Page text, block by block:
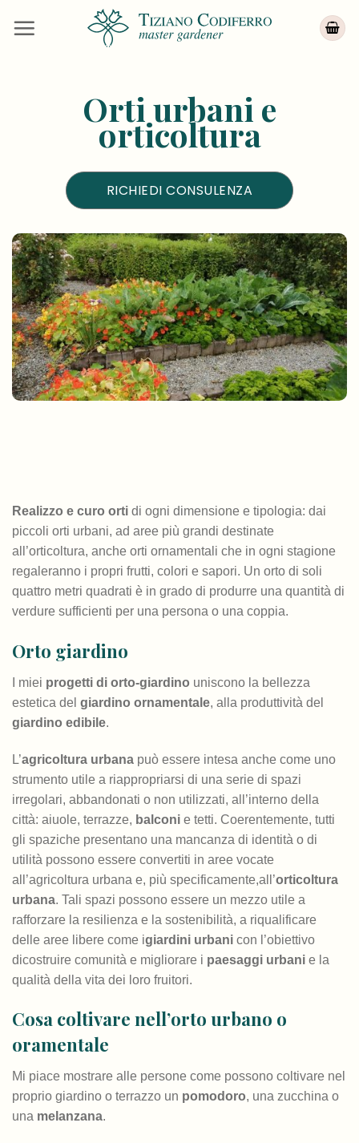
Orti urbani e
orticoltura
RICHIEDI CONSULENZA
Realizzo e curo orti di ogni dimensione e tipologia: dai
piccoli orti urbani, ad aree più grandi destinate
all’orticoltura, anche orti ornamentali che in ogni stagione
regaleranno i propri frutti, colori e sapori. Un orto di soli
quattro metri quadrati è in grado di produrre una quantità di
verdure sufficienti per una persona o una coppia.
Orto giardino
I miei progetti di orto-giardino uniscono la bellezza
estetica del giardino ornamentale, alla produttività del
giardino edibile.
L’agricoltura urbana può essere intesa anche come uno
strumento utile a riappropriarsi di una serie di spazi
irregolari, abbandonati o non utilizzati, all’interno della
città: aiuole, terrazze, balconi e tetti. Coerentemente, tutti
gli spaziche presentano una mancanza di identità o di
utilità possono essere convertiti in aree vocate
all’agricoltura urbana e, più specificamente,all’orticoltura
urbana. Tali spazi possono essere un mezzo utile a
rafforzare la resilienza e la sostenibilità, a riqualificare
delle aree libere come igiardini urbani con l’obiettivo
dicostruire comunità e migliorare i paesaggi urbani e la
qualità della vita dei loro fruitori.
Cosa coltivare nell’orto urbano o
oramentale
Mi piace mostrare alle persone come possono coltivare nel
proprio giardino o terrazzo un pomodoro, una zucchina o
una melanzana.